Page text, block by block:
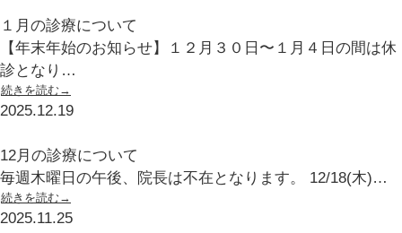
１月の診療について
【年末年始のお知らせ】１２月３０日〜１月４日の間は休
診となり…
続きを読む→
2025.12.19
12月の診療について
毎週木曜日の午後、院長は不在となります。 12/18(木)…
続きを読む→
2025.11.25